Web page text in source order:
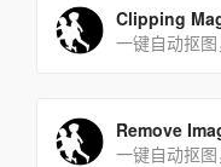
Clipping
一键自动抠
Remove
一键自动抠